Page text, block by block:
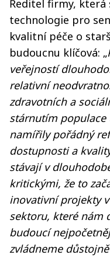
Ředitel firmy, která
technologie pro
kvalitní péče o
budoucnu klíčová: „
veřejností
relativní
zdravotních a
stárnutím
namířily pořádný
dostupnosti a
stávají v
kritickými, že to
inovativní projekty
sektoru, které nám
budoucí
zvládneme